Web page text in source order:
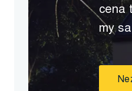
cena
my